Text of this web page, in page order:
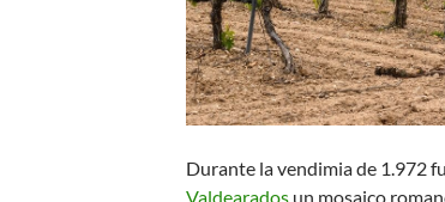
Durante la vendimia de 1.972
Valdearados un mosaico